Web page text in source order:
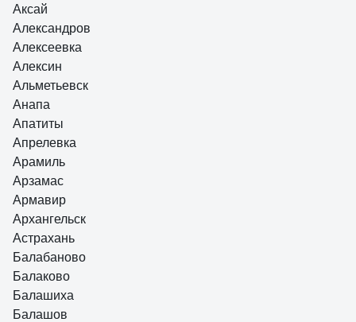
Аксай
Александров
Алексеевка
Алексин
Альметьевск
Анапа
Апатиты
Апрелевка
Арамиль
Арзамас
Армавир
Архангельск
Астрахань
Балабаново
Балаково
Балашиха
Балашов